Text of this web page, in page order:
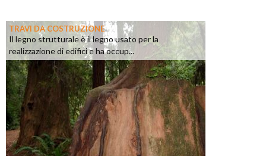
TRAVI DA COSTRUZIONE
Il legno strutturale è il legno usato per la
realizzazione di edifici e ha occup...